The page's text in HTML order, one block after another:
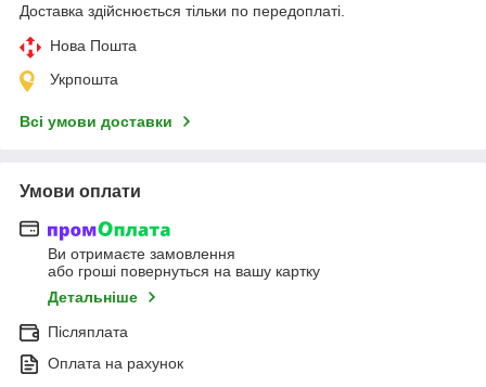
Доставка здійснюється тільки по передоплаті.
Нова Пошта
Укрпошта
Всі умови доставки
Умови оплати
Ви отримаєте замовлення
або гроші повернуться на вашу картку
Детальніше
Післяплата
Оплата на рахунок